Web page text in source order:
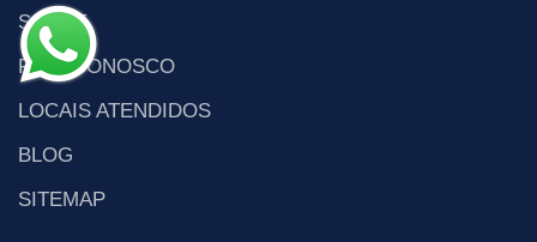
SOBRE
FALE CONOSCO
LOCAIS ATENDIDOS
BLOG
SITEMAP